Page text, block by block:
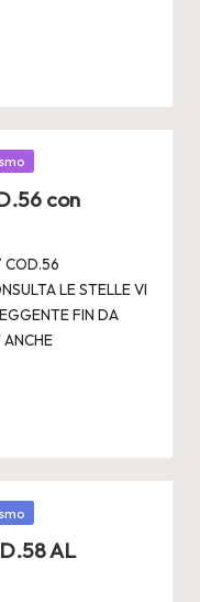
con
COD.56
LE STELLE VI
FIN DA
ANCHE
AL